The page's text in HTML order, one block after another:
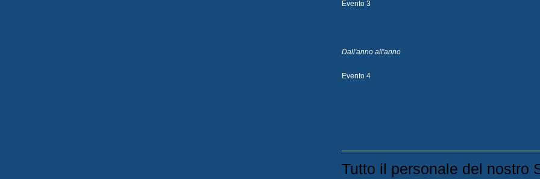
Evento 3
Dall'anno all'anno
Evento 4
Tutto il personale del nostro